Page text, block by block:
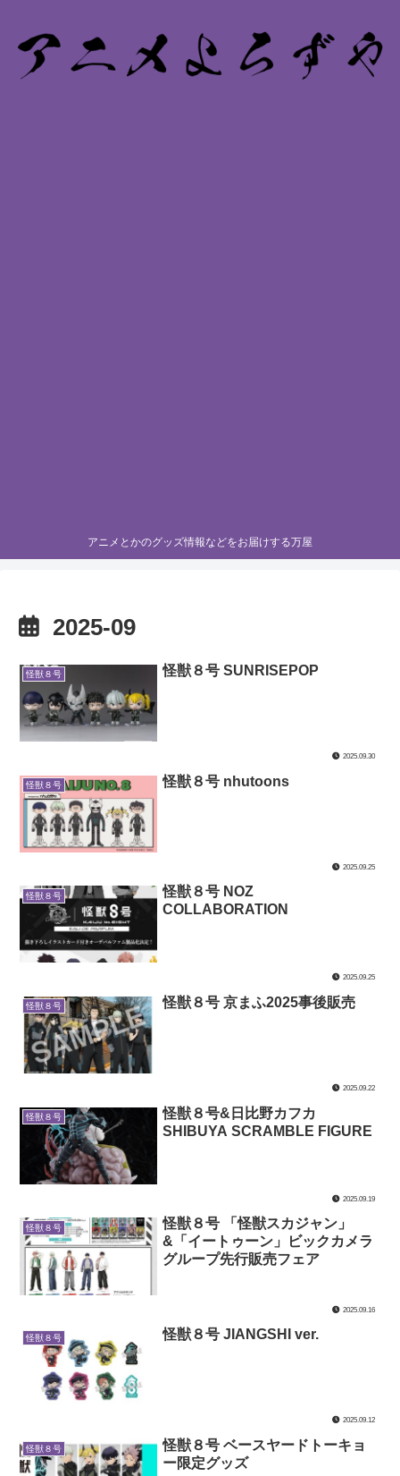
アニメとかのグッズ情報などをお届けする万屋
2025-09
怪獣８号 怪獣８号 SUNRISEPOP
2025.09.30
怪獣８号 怪獣８号 nhutoons
2025.09.25
怪獣８号
怪獣８号 NOZ
COLLABORATION
2025.09.25
怪獣８号 怪獣８号 京まふ2025事後販売
2025.09.22
怪獣８号
怪獣８号&日比野カフカ
SHIBUYA SCRAMBLE FIGURE
2025.09.19
怪獣８号
怪獣８号 「怪獣スカジャン」
&「イートゥーン」ビックカメラ
グループ先行販売フェア
2025.09.16
怪獣８号 怪獣８号 JIANGSHI ver.
2025.09.12
怪獣８号
怪獣８号 ベースヤードトーキョ
ー限定グッズ